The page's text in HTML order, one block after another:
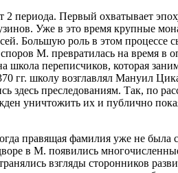
периода. Первый охватывает
Уже в это время крупные
Большую роль в этом
М. превратилась на время в
переписчиков, которая
гг. школу возглавлял Мануил
здесь преследованиям. Так, по
уничтожить их и публично
правящая фамилия уже не была
в М. появились
взгляды сторонников